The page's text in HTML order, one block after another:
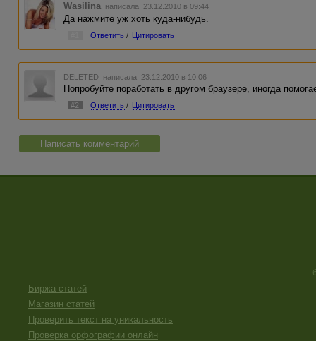
Wasilina написала 23.12.2010 в 09:44
Да нажмите уж хоть куда-нибудь.
Ответить / Цитировать
DELETED написала 23.12.2010 в 10:06
Попробуйте поработать в другом браузере, иногда
#2 Ответить / Цитировать
Написать комментарий
Биржа статей
Магазин статей
Проверить текст на уникальность
Проверка орфографии онлайн